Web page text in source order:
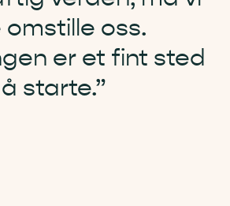
omstille oss.
er et fint sted
å starte.